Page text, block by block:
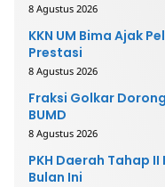
8 Agustus 2026
KKN UM Bima Ajak
Prestasi
8 Agustus 2026
Fraksi Golkar
BUMD
8 Agustus 2026
PKH Daerah Tahap
Bulan Ini